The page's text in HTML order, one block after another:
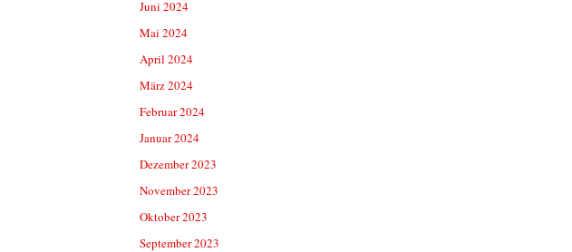
Juni 2024
Mai 2024
April 2024
März 2024
Februar 2024
Januar 2024
Dezember 2023
November 2023
Oktober 2023
September 2023